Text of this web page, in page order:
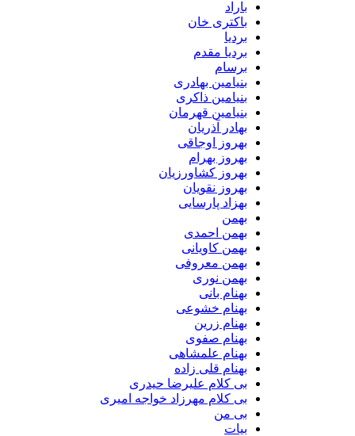
باکتری خان
بردیا مقدم
بنیامین بهادری
بنیامین ذاکری
بنیامین قهرمان
بهادر آذریان
بهروز اوجاقی
بهروز بهرام
بهروز کشاورزیان
بهروز نقویان
بهزاد پارسایی
بهمن احمدی
بهمن کاویانی
بهمن معروفی
بهمن نوری
بهنام بانی
بهنام خشوعی
بهنام زرین
بهنام صفوی
بهنام علمشاهی
بهنام قلی زاده
بی کلام علیرضا حیدری
بی کلام مهرزاد خواجه امیری